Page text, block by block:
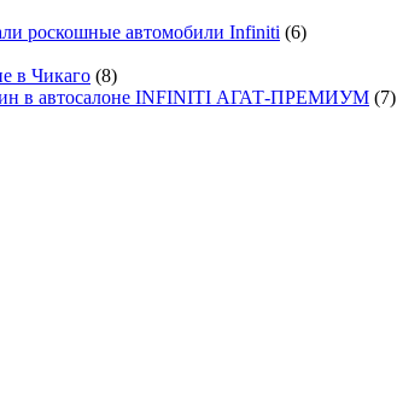
роскошные автомобили Infiniti (6)
в Чикаго (8)
в автосалоне INFINITI АГАТ-ПРЕМИУМ (7)